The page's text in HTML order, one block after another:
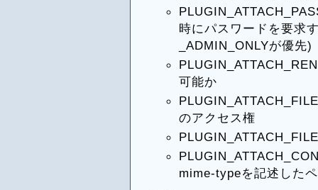
時にパスワードを要求
_ADMIN_ONLYが優先)
可能か
のアクセス権
mime-typeを記述した